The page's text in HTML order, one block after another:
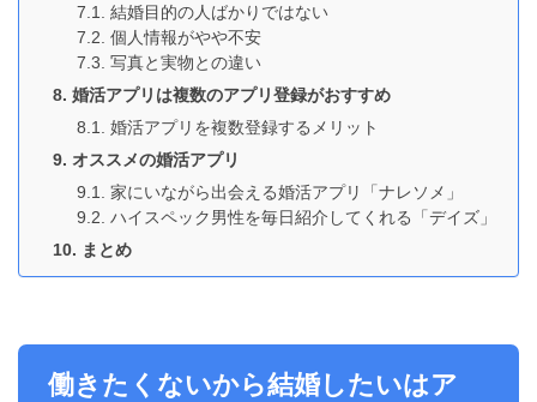
結婚目的の人ばかりではない
個人情報がやや不安
写真と実物との違い
婚活アプリは複数のアプリ登録がおすすめ
婚活アプリを複数登録するメリット
オススメの婚活アプリ
家にいながら出会える婚活アプリ「ナレソメ」
ハイスペック男性を毎日紹介してくれる「デイズ」
まとめ
働きたくないから結婚したいはア